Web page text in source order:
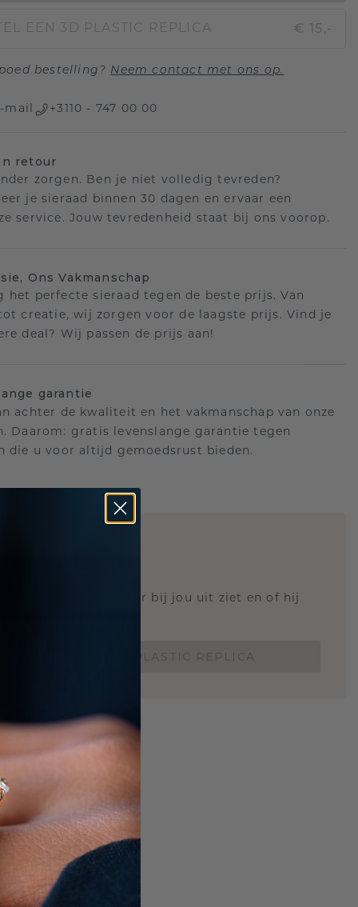
EEN 3D PLASTIC REPLICA € 15,-
bestelling? Neem contact met ons op.
mail +3110 - 747 00 00
retour
zorgen. Ben je niet volledig tevreden?
je sieraad binnen 30 dagen en ervaar een
service. Jouw tevredenheid staat bij ons voorop.
Ons Vakmanschap
het perfecte sieraad tegen de beste prijs. Van
creatie, wij zorgen voor de laagste prijs. Vind je
deal? Wij passen de prijs aan!
garantie
achter de kwaliteit en het vakmanschap van onze
Daarom: gratis levenslange garantie tegen
die u voor altijd gemoedsrust bieden.
hoe deze ring er bij jou uit ziet en of hij